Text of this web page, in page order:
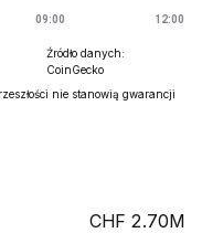
Źródło danych:
CoinGecko
nie stanowią gwarancji
2.70M